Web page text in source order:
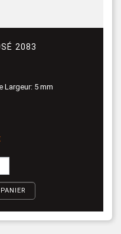
2083
Largeur: 5 mm